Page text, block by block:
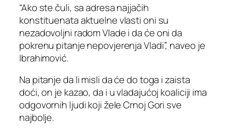
“Ako ste čuli, sa adresa najjačih
konstituenata aktuelne vlasti oni su
nezadovoljni radom Vlade i da će oni da
pokrenu pitanje nepovjerenja Vladi”, naveo je
Ibrahimović.
Na pitanje da li misli da će do toga i zaista
doći, on je kazao, da i u vladajućoj koaliciji ima
odgovornih ljudi koji žele Crnoj Gori sve
najbolje.